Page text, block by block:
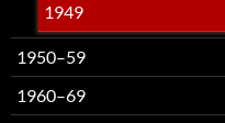
1949
1950–59
1960–69